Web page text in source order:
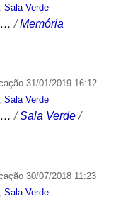
Sala Verde
…/Memória
31/01/2019 16:12
, Sala Verde
…/Sala Verde /
30/07/2018 11:23
, Sala Verde